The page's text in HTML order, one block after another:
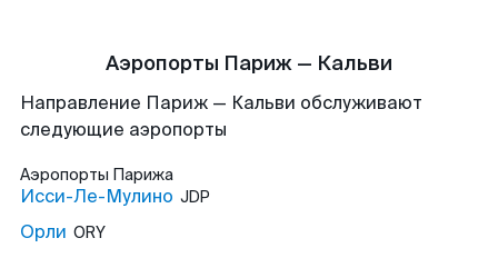
Аэропорты Париж — Кальви
Направление Париж — Кальви обслуживают
следующие аэропорты
Аэропорты Парижа
Исси-Ле-Мулино JDP
Орли ORY